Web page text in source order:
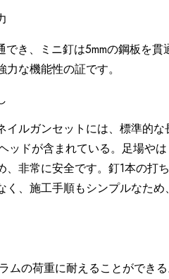
でき、ミニ釘は5mmの鋼板を
な機能性の証です。
イルガンセットには、標準的
ッドが含まれている。足場や
、非常に安全です。釘1本の打
く、施工手順もシンプルなた
ムの荷重に耐えることができ